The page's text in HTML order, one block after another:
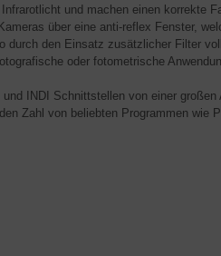
und machen einen korrekte
über eine anti-reflex Fenster,
den Einsatz zusätzlicher Filter
oder fotometrische
INDI Schnittstellen von einer großen
Zahl von beliebten Programmen wie